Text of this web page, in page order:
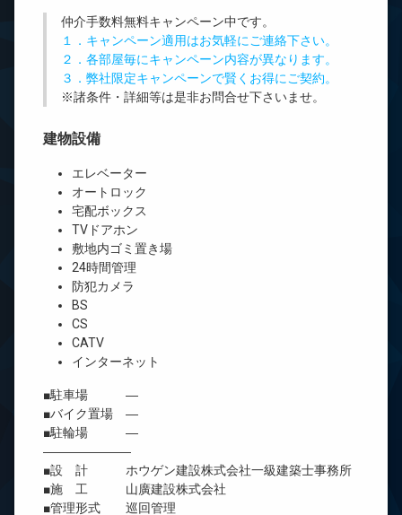
仲介手数料無料キャンペーン中です。
１．キャンペーン適用はお気軽にご連絡下さい。
２．各部屋毎にキャンペーン内容が異なります。
３．弊社限定キャンペーンで賢くお得にご契約。
※諸条件・詳細等は是非お問合せ下さいませ。
建物設備
エレベーター
オートロック
宅配ボックス
TVドアホン
敷地内ゴミ置き場
24時間管理
防犯カメラ
BS
CS
CATV
インターネット
■駐車場 ―
■バイク置場 ―
■駐輪場 ―
―――――――
■設 計 ホウゲン建設株式会社一級建築士事務所
■施 工 山廣建設株式会社
■管理形式 巡回管理